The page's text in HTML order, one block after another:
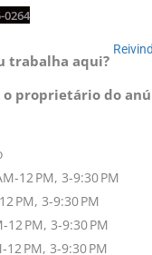
0264
trabalha aqui?
o proprietário do
12 PM, 3-9:30 PM
PM, 3-9:30 PM
PM, 3-9:30 PM
PM, 3-9:30 PM